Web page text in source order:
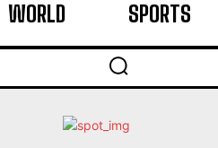
WORLD SPORTS